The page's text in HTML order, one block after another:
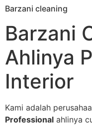
Skip
content
Barzani cleaning
Barzani
Ahlinya
Interior
Kami adalah
Professional ahlinya